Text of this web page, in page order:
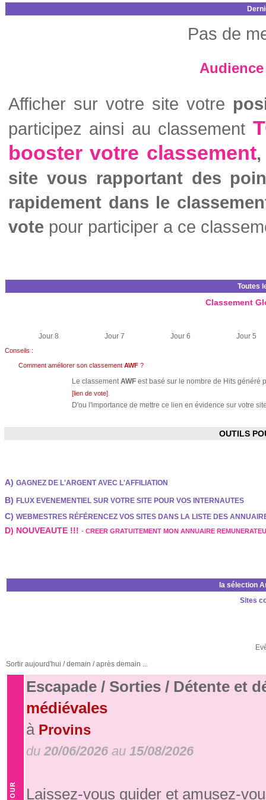
Pas de
Afficher sur votre site votre
participez ainsi au classement
booster votre classement,
site vous rapportant des
rapidement dans le
vote pour participer a ce
Toutes
Classement
Jour 8 Jour 7 Jour 6 Jour 5
Conseils :
Comment améliorer son classement AWF ?
Le classementAWF est basé sur le nombre de Hits généré
[lien de vote].
D'ou l'importance de mettre ce lien en évidence sur votre
OUTILS
A) GAGNEZ DE L'ARGENT AVEC L'AFFILIATION
B) FLUX EVENEMENTIEL SUR VOTRE SITE POUR VOS INTERNAUTES
C) WEBMESTRES RÉFÉRENCEZ VOS SITES DANS LA LISTE DES
D) NOUVEAUTE !!! - CREER GRATUITEMENT MON ANNUAIRE
la sélection
Sites
Sortir aujourd'hui / demain / après demain ...
Escapade / Sorties / Détente et
médiévales
à Provins
du 20/06/2026 au 15/08/2026
Laissez-vous guider et amusez-